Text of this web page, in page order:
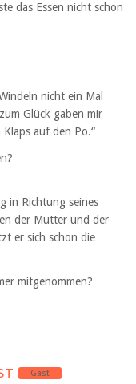
das Essen nicht schon
nicht ein Mal
Glück gaben mir
auf den Po.“
in Richtung seines
der Mutter und der
er sich schon die
mitgenommen?
Gast